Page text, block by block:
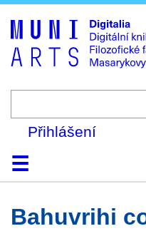
Přihlášení
DomůKolekce
Prohlížení
Vyhledávání
O
bahuvrihi